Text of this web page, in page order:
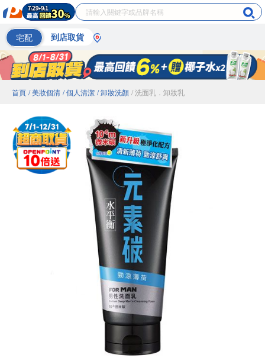
宅配 到店取貨
首頁 / 美妝個清 / 個人清潔 / 卸妝洗顏 / 洗面乳．卸妝乳